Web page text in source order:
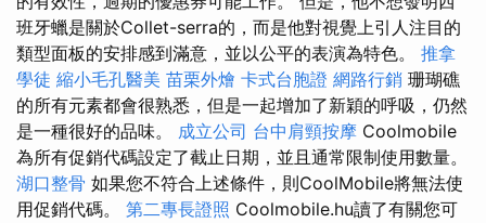
班牙蠟是關於Collet-serra的，而是他對視覺上引人注目的
類型面板的安排感到滿意，並以公平的表演為特色。 推拿
學徒 縮小毛孔醫美 苗栗外燴 卡式台胞證 網路行銷 珊瑚礁
的所有元素都會很熟悉，但是一起增加了新穎的呼吸，仍然
是一種很好的品味。 成立公司 台中肩頸按摩 Coolmobile
為所有促銷代碼設定了截止日期，並且通常限制使用數量。
湖口整骨 如果您不符合上述條件，則CoolMobile將無法使
用促銷代碼。 第二專長證照 Coolmobile.hu讀了有關您可